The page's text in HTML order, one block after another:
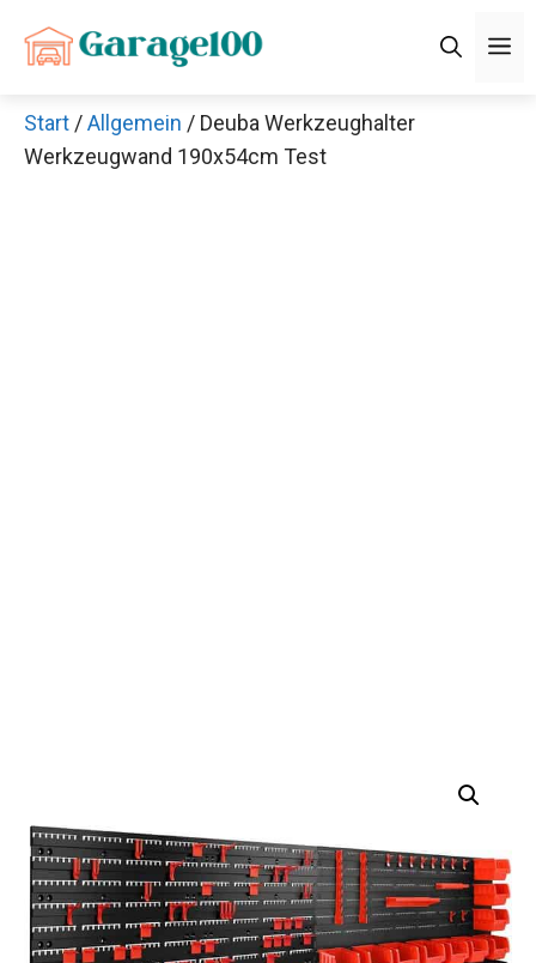
Inhalt
Start /Allgemein / Deuba Werkzeughalter
Werkzeugwand 190x54cm Test